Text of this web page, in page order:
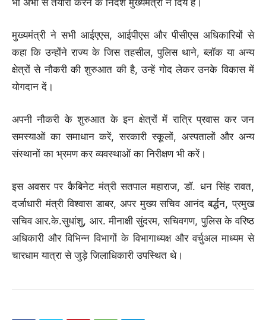
मुख्यमंत्री ने सभी आईएएस, आईपीएस और पीसीएस अधिकारियों से
कहा कि उन्होंने राज्य के जिस तहसील, पुलिस थाने, ब्लॉक या अन्य
क्षेत्रों से नौकरी की शुरुआत की है, उन्हें गोद लेकर उनके विकास में
योगदान दें।
अपनी नौकरी के शुरुआत के इन क्षेत्रों में रात्रि प्रवास कर जन
समस्याओं का समाधान करें, सरकारी स्कूलों, अस्पतालों और अन्य
संस्थानों का भ्रमण कर व्यवस्थाओं का निरीक्षण भी करें।
इस अवसर पर कैबिनेट मंत्री सतपाल महाराज, डॉ. धन सिंह रावत,
दर्जाधारी मंत्री विश्वास डाबर, अपर मुख्य सचिव आनंद बर्द्धन, प्रमुख
सचिव आर.के.सुधांशु, आर. मीनाक्षी सुंदरम, सचिवगण, पुलिस के वरिष्ठ
अधिकारी और विभिन्न विभागों के विभागाध्यक्ष और वर्चुअल माध्यम से
चारधाम यात्रा से जुड़े जिलाधिकारी उपस्थित थे।